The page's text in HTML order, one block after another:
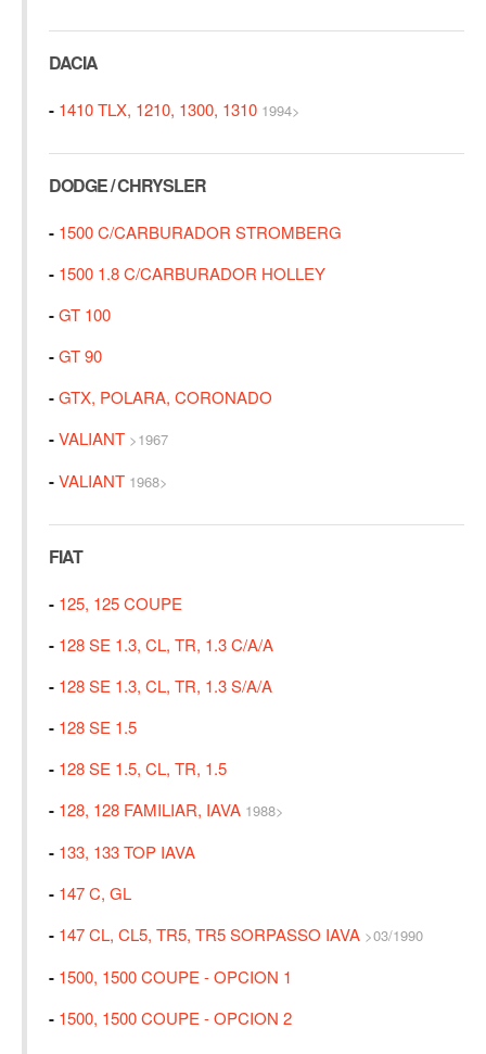
DACIA
- 1410 TLX, 1210, 1300, 1310 1994>
DODGE / CHRYSLER
- 1500 C/CARBURADOR STROMBERG
- 1500 1.8 C/CARBURADOR HOLLEY
-GT 100
-GT 90
-GTX, POLARA, CORONADO
-VALIANT >1967
-VALIANT 1968>
FIAT
- 125, 125 COUPE
- 128 SE 1.3, CL, TR, 1.3 C/A/A
- 128 SE 1.3, CL, TR, 1.3 S/A/A
- 128 SE 1.5
- 128 SE 1.5, CL, TR, 1.5
- 128, 128 FAMILIAR, IAVA 1988>
- 133, 133 TOP IAVA
- 147 C, GL
- 147 CL, CL5, TR5, TR5 SORPASSO IAVA >03/1990
- 1500, 1500 COUPE - OPCION 1
- 1500, 1500 COUPE - OPCION 2